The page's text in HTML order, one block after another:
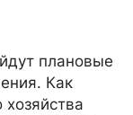
плановые
Как